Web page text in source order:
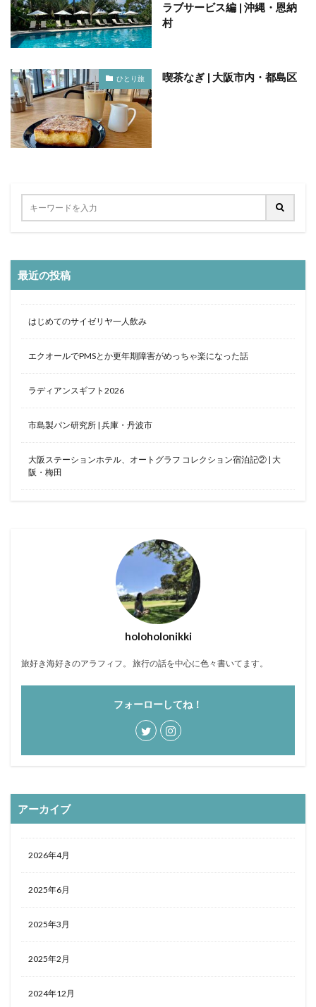
ラブサービス編 | 沖縄・恩納
村
ひとり旅 喫茶なぎ | 大阪市内・都島区
最近の投稿
はじめてのサイゼリヤ一人飲み
エクオールでPMSとか更年期障害がめっちゃ楽になった話
ラディアンスギフト2026
市島製パン研究所 | 兵庫・丹波市
大阪ステーションホテル、オートグラフ コレクション宿泊記② | 大
阪・梅田
holoholonikki
旅好き海好きのアラフィフ。 旅行の話を中心に色々書いてます。
フォーローしてね！
アーカイブ
2026年4月
2025年6月
2025年3月
2025年2月
2024年12月